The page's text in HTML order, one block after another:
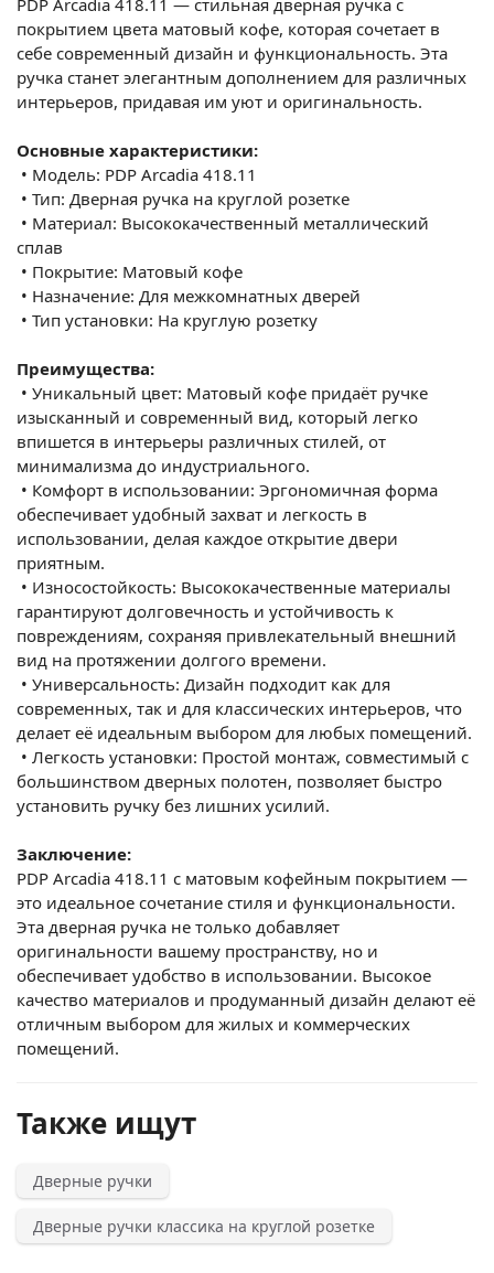
покрытием цвета матовый кофе, которая сочетает в
себе современный дизайн и функциональность. Эта
ручка станет элегантным дополнением для различных
интерьеров, придавая им уют и оригинальность.
Основные характеристики:
• Модель: PDP Arcadia 418.11
• Тип: Дверная ручка на круглой розетке
• Материал: Высококачественный металлический
сплав
• Покрытие: Матовый кофе
• Назначение: Для межкомнатных дверей
• Тип установки: На круглую розетку
Преимущества:
• Уникальный цвет: Матовый кофе придаёт ручке
изысканный и современный вид, который легко
впишется в интерьеры различных стилей, от
минимализма до индустриального.
• Комфорт в использовании: Эргономичная форма
обеспечивает удобный захват и легкость в
использовании, делая каждое открытие двери
приятным.
• Износостойкость: Высококачественные материалы
гарантируют долговечность и устойчивость к
повреждениям, сохраняя привлекательный внешний
вид на протяжении долгого времени.
• Универсальность: Дизайн подходит как для
современных, так и для классических интерьеров, что
делает её идеальным выбором для любых помещений.
• Легкость установки: Простой монтаж, совместимый с
большинством дверных полотен, позволяет быстро
установить ручку без лишних усилий.
Заключение:
PDP Arcadia 418.11 с матовым кофейным покрытием —
это идеальное сочетание стиля и функциональности.
Эта дверная ручка не только добавляет
оригинальности вашему пространству, но и
обеспечивает удобство в использовании. Высокое
качество материалов и продуманный дизайн делают её
отличным выбором для жилых и коммерческих
помещений.
Также ищут
Дверные ручки
Дверные ручки классика на круглой розетке